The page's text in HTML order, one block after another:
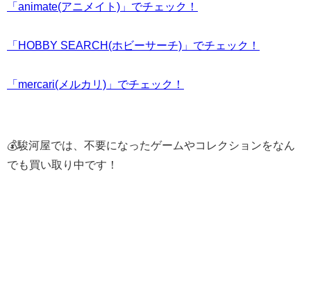
「animate(アニメイト)」でチェック！
「HOBBY SEARCH(ホビーサーチ)」でチェック！
「mercari(メルカリ)」でチェック！
💰駿河屋では、不要になったゲームやコレクションをなん
でも買い取り中です！